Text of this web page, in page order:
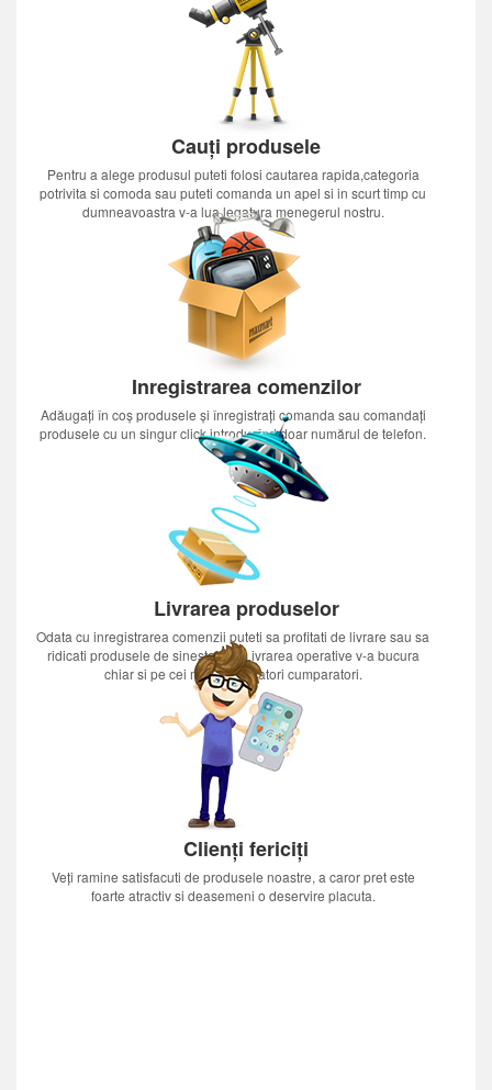
Cauți produsele
Pentru a alege produsul puteti folosi cautarea rapida,categoria
potrivita si comoda sau puteti comanda un apel si in scurt timp cu
dumneavoastra v-a lua legatura menegerul nostru.
Inregistrarea comenzilor
Adăugați în coș produsele și înregistrați comanda sau comandați
produsele cu un singur click introducînd doar numărul de telefon.
Livrarea produselor
Odata cu inregistrarea comenzii puteti sa profitati de livrare sau sa
ridicati produsele de sinestatator.Livrarea operative v-a bucura
chiar si pe cei mai nerabdatori cumparatori.
Clienți fericiți
Veți ramine satisfacuti de produsele noastre, a caror pret este
foarte atractiv si deasemeni o deservire placuta.